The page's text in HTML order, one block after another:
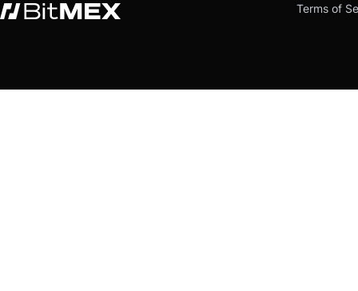
Terms of